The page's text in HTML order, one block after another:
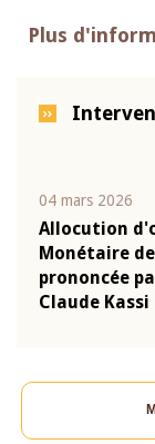
Plus
04 mars 2026
Allocution
Monétaire de
prononcée
Claude Kassi